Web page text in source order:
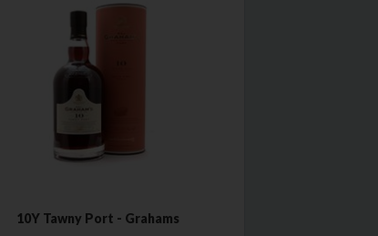
10Y Tawny Port - Grahams